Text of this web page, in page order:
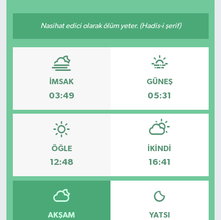
Nasihat edici olarak ölüm yeter. (Hadis-i şerif)
İMSAK
03:49
GÜNEŞ
05:31
ÖĞLE
12:48
İKINDI
16:41
AKŞAM YATSI